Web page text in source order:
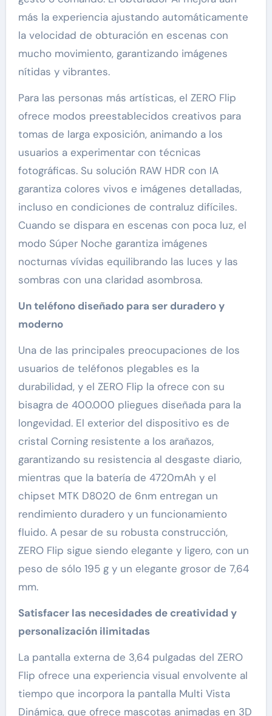
más la experiencia ajustando automáticamente
la velocidad de obturación en escenas con
mucho movimiento, garantizando imágenes
nítidas y vibrantes.
Para las personas más artísticas, el ZERO Flip
ofrece modos preestablecidos creativos para
tomas de larga exposición, animando a los
usuarios a experimentar con técnicas
fotográficas. Su solución RAW HDR con IA
garantiza colores vivos e imágenes detalladas,
incluso en condiciones de contraluz difíciles.
Cuando se dispara en escenas con poca luz, el
modo Súper Noche garantiza imágenes
nocturnas vívidas equilibrando las luces y las
sombras con una claridad asombrosa.
Un teléfono diseñado para ser duradero y
moderno
Una de las principales preocupaciones de los
usuarios de teléfonos plegables es la
durabilidad, y el ZERO Flip la ofrece con su
bisagra de 400.000 pliegues diseñada para la
longevidad. El exterior del dispositivo es de
cristal Corning resistente a los arañazos,
garantizando su resistencia al desgaste diario,
mientras que la batería de 4720mAh y el
chipset MTK D8020 de 6nm entregan un
rendimiento duradero y un funcionamiento
fluido. A pesar de su robusta construcción,
ZERO Flip sigue siendo elegante y ligero, con un
peso de sólo 195 g y un elegante grosor de 7,64
mm.
Satisfacer las necesidades de creatividad y
personalización ilimitadas
La pantalla externa de 3,64 pulgadas del ZERO
Flip ofrece una experiencia visual envolvente al
tiempo que incorpora la pantalla Multi Vista
Dinámica, que ofrece mascotas animadas en 3D